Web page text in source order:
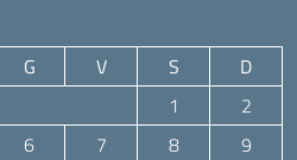
G V S
D
1
2
6 7 8
9